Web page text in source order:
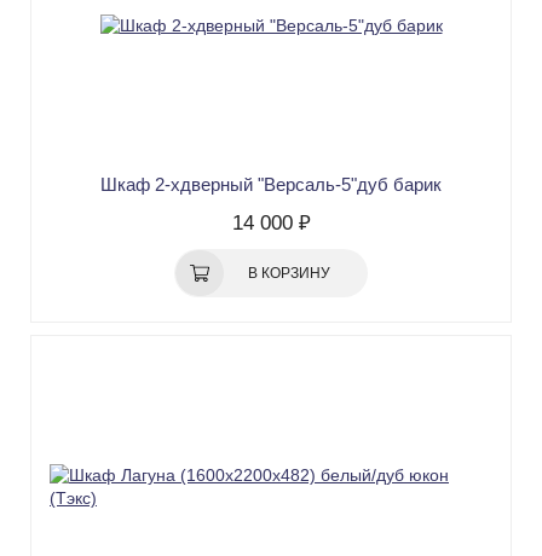
Шкаф 2-хдверный "Версаль-5"дуб барик
14 000 ₽
В КОРЗИНУ